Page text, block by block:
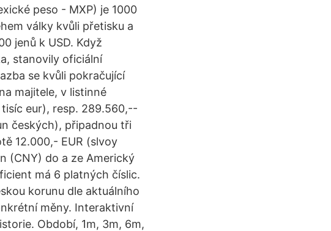
peso - MXP) je 1000
války kvůli přetisku a
jenů k USD. Když
stanovily oficiální
se kvůli pokračující
majitele, v listinné
eur), resp. 289.560,--
českých), připadnou tři
12.000,- EUR (slvoy
(CNY) do a ze Americký
má 6 platných číslic.
korunu dle aktuálního
měny. Interaktivní
Období, 1m, 3m, 6m,